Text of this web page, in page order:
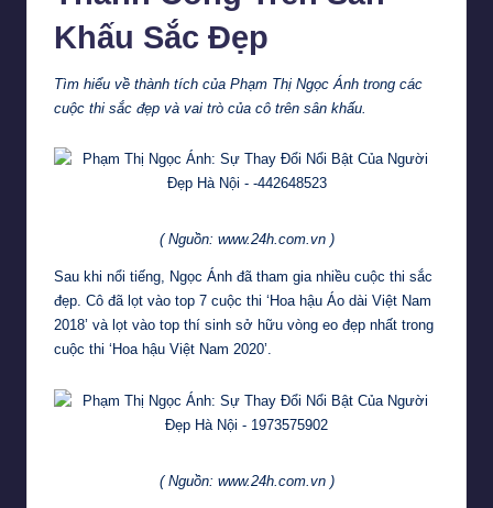
Khấu Sắc Đẹp
Tìm hiểu về thành tích của Phạm Thị Ngọc Ánh trong các
cuộc thi sắc đẹp và vai trò của cô trên sân khấu.
( Nguồn: www.24h.com.vn )
Sau khi nổi tiếng, Ngọc Ánh đã tham gia nhiều cuộc thi sắc
đẹp. Cô đã lọt vào top 7 cuộc thi ‘Hoa hậu Áo dài Việt Nam
2018’ và lọt vào top thí sinh sở hữu vòng eo đẹp nhất trong
cuộc thi ‘Hoa hậu Việt Nam 2020’.
( Nguồn: www.24h.com.vn )